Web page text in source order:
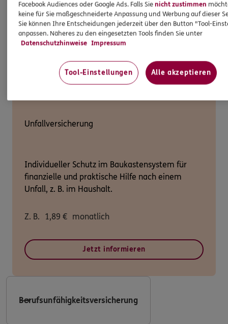
Unfallversicherung
Individueller Schutz im Baukastensystem für
finanzielle und praktische Hilfe nach einem
Unfall, z. B. im Haushalt.
Z. B. 1,89 € monatlich
Jetzt informieren
Berufsunfähigkeitsversicherung
Facebook Audiences oder Google Ads. Falls Sienicht zustimmen
keine für Sie maßgeschneiderte Anpassung und Werbung auf dieser
Sie können Ihre Entscheidungen jederzeit über den Button "Tool-
anpassen. Näheres zu den eingesetzten Tools finden Sie unter
Datenschutzhinweise Impressum
Tool-Einstellungen Alle akzeptieren